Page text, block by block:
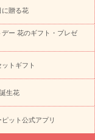
蝶蘭・お供え
肉植物
プリザーブ
花とセットギフト
ア-）
花とみどりの
ピンク
トルコキキョウ
予
お祝い・
お祝い・10000円～
円～
お供え・お
円～
お供え・お悔
に贈る花
デー 花のギフト・プレゼ
トギフト
生花
ット公式アプリ